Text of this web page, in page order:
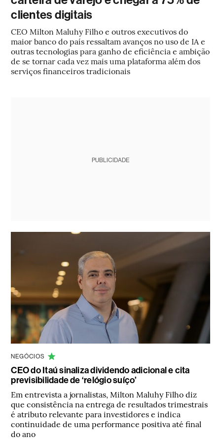
clientes digitais
CEO Milton Maluhy Filho e outros executivos do
maior banco do país ressaltam avanços no uso de IA e
outras tecnologias para ganho de eficiência e ambição
de se tornar cada vez mais uma plataforma além dos
serviços financeiros tradicionais
PUBLICIDADE
NEGÓCIOS
CEO do Itaú sinaliza dividendo adicional e cita
previsibilidade de ‘relógio suíço’
Em entrevista a jornalistas, Milton Maluhy Filho diz
que consistência na entrega de resultados trimestrais
é atributo relevante para investidores e indica
continuidade de uma performance positiva até final
do ano